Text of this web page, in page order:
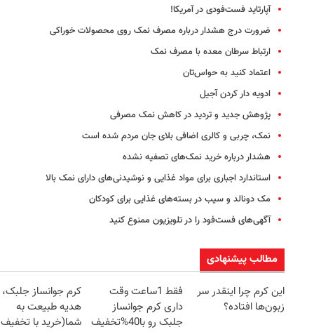
آپارتاید فست‌فودی در آمریکا!
ضرورت درج هشدار درباره مصرف نمک روی محصولات خوراکی
ارتباط سرطان معده با مصرف نمک
اعتماد کنید به حواس‌تان
ادویه دار کردن آجیل
پژوهش جدید و تردید در کاهش نمک مصرفی
نمک، چربی و کالری اضافی بلای جان مردم شده است
هشدار درباره خرید نمک‌های تصفیه نشده
استاندارد اجباری برای مواد غذایی و نوشیدنی‌های دارای نمک بالا
مک دونالد و سیب در بسته‌های غذایی برای کودکان
آگهی‌های فست‌فود را در تلویزیون ممنوع کنید
مطالب پیشنهادی
این کرم چرا اینقدر سر
زبون‌ها افتاده؟
فقط 1ساعت وقت
داری کرم جوانساز
جلبک رو با40%تخفیف
کرم جوانساز جلبک،
هدیه طبیعت به
شما(خرید با تخفیف